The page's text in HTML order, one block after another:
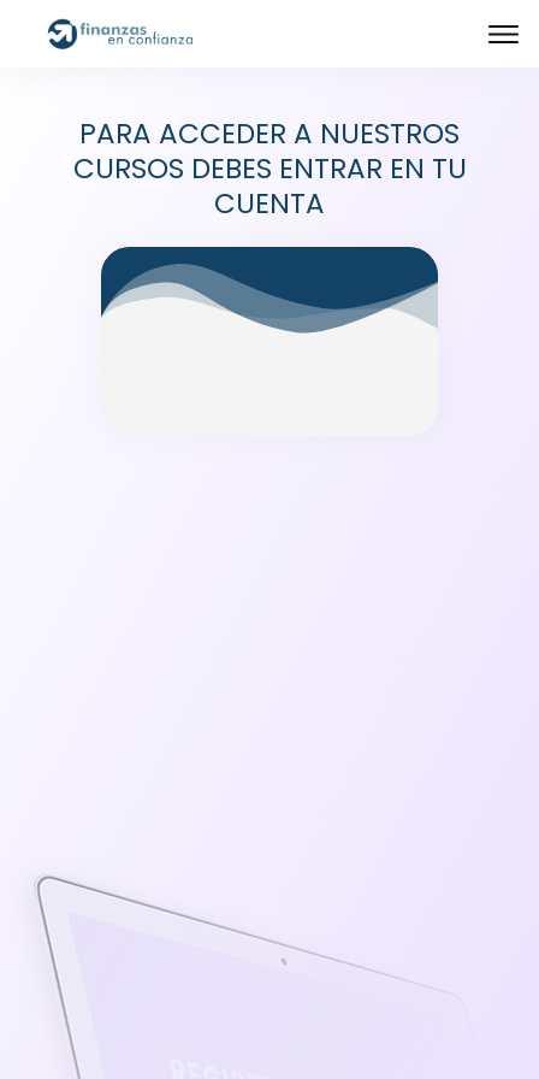
PARA ACCEDER A NUESTROS
CURSOS DEBES ENTRAR EN TU
CUENTA